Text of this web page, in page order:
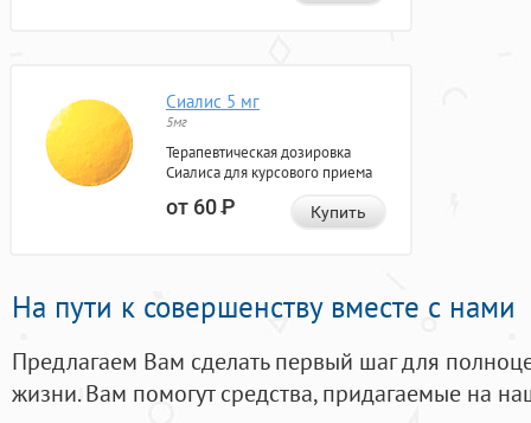
Сиалис 5 мг
5мг
Терапевтическая дозировка
Сиалиса для курсового приема
от 60Р Купить
На пути к совершенству вместе с нами
Предлагаем Вам сделать первый шаг для
жизни. Вам помогут средства, придагаемые на